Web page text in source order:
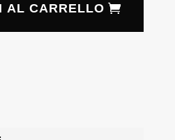
AL CARRELLO